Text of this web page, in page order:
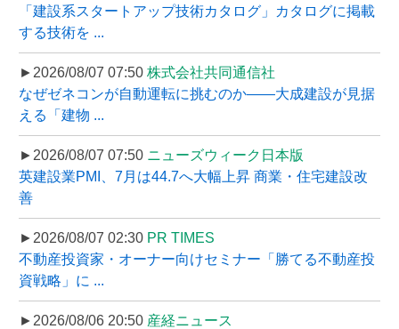
「建設系スタートアップ技術カタログ」カタログに掲載
する技術を ...
►2026/08/07 07:50 株式会社共同通信社
なぜゼネコンが自動運転に挑むのか――大成建設が見据
える「建物 ...
►2026/08/07 07:50 ニューズウィーク日本版
英建設業PMI、7月は44.7へ大幅上昇 商業・住宅建設改
善
►2026/08/07 02:30 PR TIMES
不動産投資家・オーナー向けセミナー「勝てる不動産投
資戦略」に ...
►2026/08/06 20:50 産経ニュース